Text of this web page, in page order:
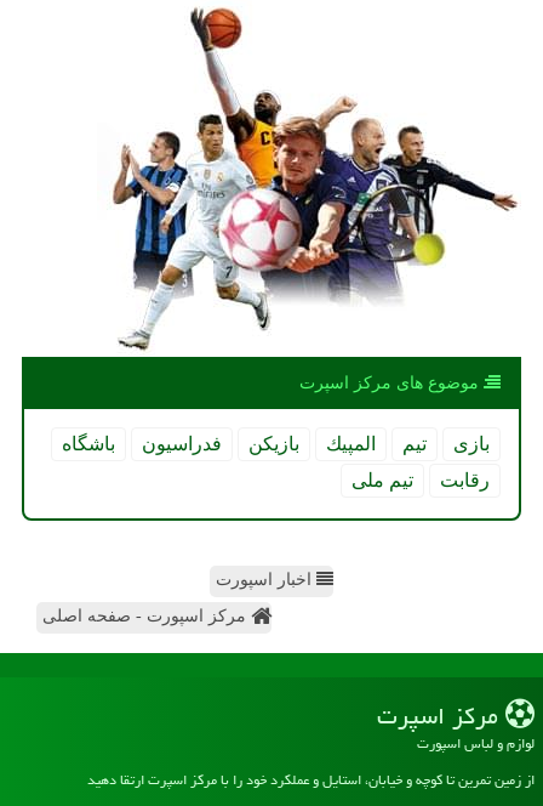
موضوع های مركز اسپرت
بازی تیم المپیك بازیكن فدراسیون
باشگاه
رقابت
تیم ملی
اخبار اسپورت
مرکز اسپورت - صفحه اصلی
مركز اسپرت
لوازم و لباس اسپورت
از زمین تمرین تا کوچه و خیابان، استایل و عملکرد خود را با مرکز اسپرت ارتقا دهید